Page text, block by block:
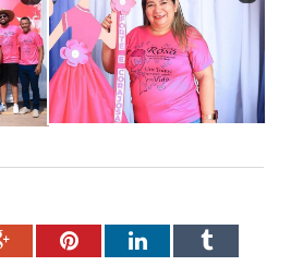
Google+PinterestLinkedInTumblr